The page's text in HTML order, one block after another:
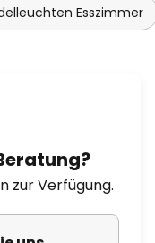
Esszimmer
zur Verfügung.